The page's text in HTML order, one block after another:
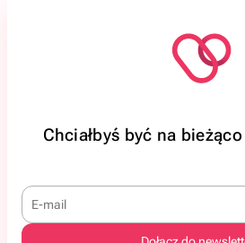
Chciałbyś być na